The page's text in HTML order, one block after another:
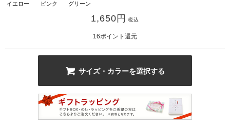
イエロー ピンク グリーン
1,650 円 税込
16ポイント還元
サイズ・カラーを選択する